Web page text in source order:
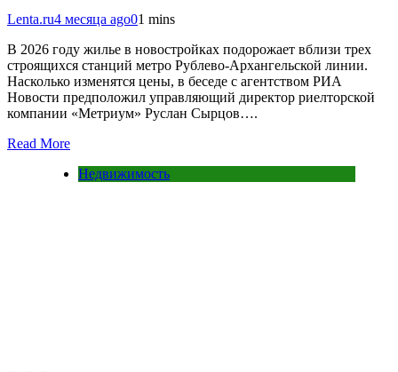
Lenta.ru4 месяца ago01 mins
В 2026 году жилье в новостройках подорожает вблизи трех
строящихся станций метро Рублево-Архангельской линии.
Насколько изменятся цены, в беседе с агентством РИА
Новости предположил управляющий директор риелторской
компании «Метриум» Руслан Сырцов….
Read More
Недвижимость